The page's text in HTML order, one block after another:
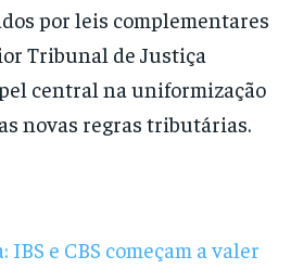
por leis complementares
Tribunal de Justiça
central na uniformização
novas regras tributárias.
e CBS começam a valer